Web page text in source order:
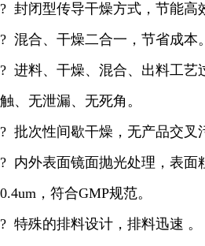
? 封闭型传导干燥方式，节能高
? 混合、干燥二合一，节省成本。
? 进料、干燥、混合、出料工艺
触、无泄漏、无死角。
? 批次性间歇干燥，无产品交叉
? 内外表面镜面抛光处理，表面
0.4um，符合GMP规范。
? 特殊的排料设计，排料迅速 。